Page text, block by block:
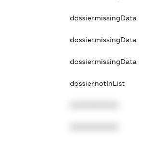
dossier.missingData
dossier.missingData
dossier.missingData
dossier.notInList